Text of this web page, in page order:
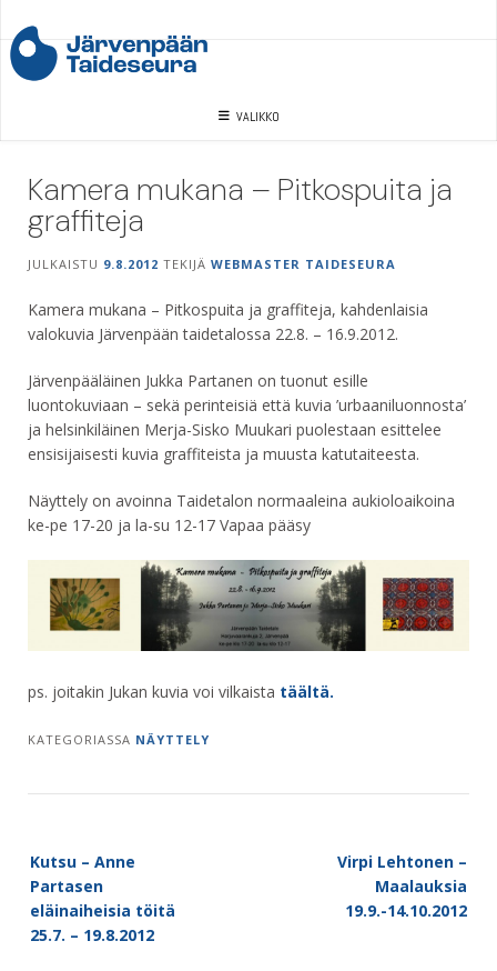
to
content
VALIKKO
Kamera mukana – Pitkospuita ja
graffiteja
JULKAISTU 9.8.2012 TEKIJÄ WEBMASTER TAIDESEURA
Kamera mukana – Pitkospuita ja graffiteja, kahdenlaisia
valokuvia Järvenpään taidetalossa 22.8. – 16.9.2012.
Järvenpääläinen Jukka Partanen on tuonut esille
luontokuviaan – sekä perinteisiä että kuvia ’urbaaniluonnosta’
ja helsinkiläinen Merja-Sisko Muukari puolestaan esittelee
ensisijaisesti kuvia graffiteista ja muusta katutaiteesta.
Näyttely on avoinna Taidetalon normaaleina aukioloaikoina
ke-pe 17-20 ja la-su 12-17 Vapaa pääsy
ps. joitakin Jukan kuvia voi vilkaista täältä.
KATEGORIASSA NÄYTTELY
navigation
Kutsu – Anne
Partasen
eläinaiheisia töitä
25.7. – 19.8.2012
Virpi Lehtonen –
Maalauksia
19.9.-14.10.2012